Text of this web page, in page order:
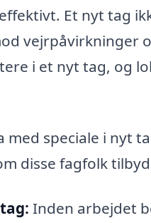
Et nyt tag
vejrpåvirkninger
i et nyt tag, og
speciale i nyt
disse fagfolk
Inden arbejdet